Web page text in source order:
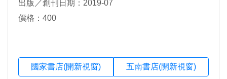
出版／創刊日期：2019-07
價格：400
國家書店(開新視窗) 五南書店(開新視窗)